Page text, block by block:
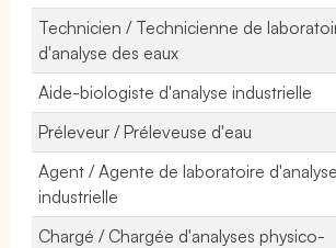
Technicien / Technicienne de
d'analyse des eaux
Aide-biologiste d'analyse industrielle
Préleveur / Préleveuse d'eau
Agent / Agente de laboratoire d'analyse
industrielle
Chargé / Chargée d'analyses physico-